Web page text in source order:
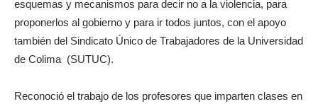
esquemas y mecanismos para decir no a la violencia, para
proponerlos al gobierno y para ir todos juntos, con el apoyo
también del Sindicato Único de Trabajadores de la Universidad
de Colima (SUTUC).
Reconoció el trabajo de los profesores que imparten clases en